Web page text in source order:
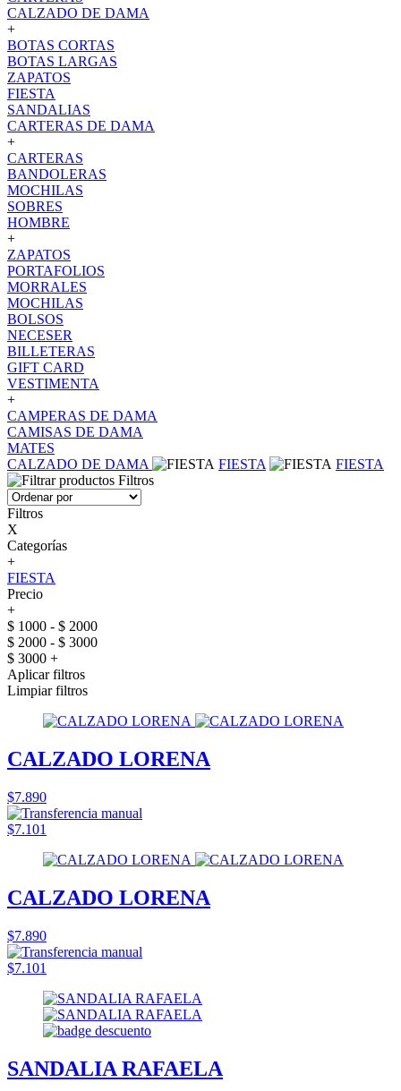
CALZADO DE DAMA
+
BOTAS CORTAS
BOTAS LARGAS
ZAPATOS
FIESTA
SANDALIAS
CARTERAS DE DAMA
+
CARTERAS
BANDOLERAS
MOCHILAS
SOBRES
HOMBRE
+
ZAPATOS
PORTAFOLIOS
MORRALES
MOCHILAS
BOLSOS
NECESER
BILLETERAS
GIFT CARD
VESTIMENTA
+
CAMPERAS DE DAMA
CAMISAS DE DAMA
MATES
CALZADO DE DAMA
FIESTA
FIESTA
Filtros
Filtros
X
Categorías
+
FIESTA
Precio
+
$ 1000 - $ 2000
$ 2000 - $ 3000
$ 3000 +
Aplicar filtros
Limpiar filtros
CALZADO LORENA
$7.890
$7.101
CALZADO LORENA
$7.890
$7.101
SANDALIA RAFAELA